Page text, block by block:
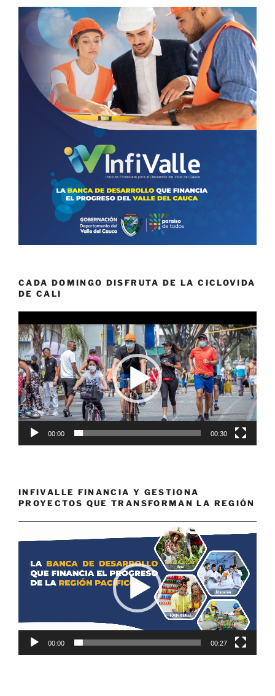
CADA DOMINGO DISFRUTA DE LA CICLOVIDA
DE CALI
de
vídeo
00:00 00:30
INFIVALLE FINANCIA Y GESTIONA
PROYECTOS QUE TRANSFORMAN LA REGIÓN
de
00:00 00:27